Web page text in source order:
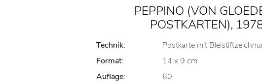
PEPPINO (VON
POSTKARTEN),
Technik:
Postkarte mit
Format:
14 x 9 cm
Auflage:
60